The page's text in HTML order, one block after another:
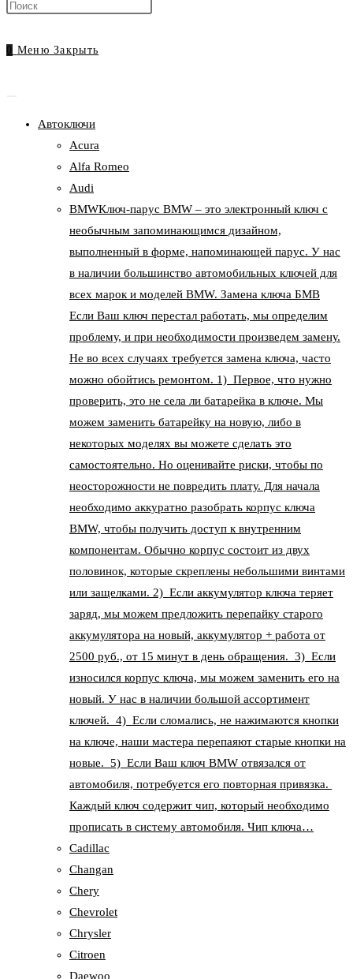
по
сайту
0 Меню Закрыть
Автоключи
Acura
Alfa Romeo
Audi
BMWКлюч-парус BMW – это электронный ключ с
необычным запоминающимся дизайном,
выполненный в форме, напоминающей парус. У нас
в наличии большинство автомобильных ключей для
всех марок и моделей BMW. Замена ключа БМВ
Если Ваш ключ перестал работать, мы определим
проблему, и при необходимости произведем замену.
Не во всех случаях требуется замена ключа, часто
можно обойтись ремонтом. 1) Первое, что нужно
проверить, это не села ли батарейка в ключе. Мы
можем заменить батарейку на новую, либо в
некоторых моделях вы можете сделать это
самостоятельно. Но оценивайте риски, чтобы по
неосторожности не повредить плату. Для начала
необходимо аккуратно разобрать корпус ключа
BMW, чтобы получить доступ к внутренним
компонентам. Обычно корпус состоит из двух
половинок, которые скреплены небольшими винтами
или защелками. 2) Если аккумулятор ключа теряет
заряд, мы можем предложить перепайку старого
аккумулятора на новый, аккумулятор + работа от
2500 руб., от 15 минут в день обращения. 3) Если
износился корпус ключа, мы можем заменить его на
новый. У нас в наличии большой ассортимент
ключей. 4) Если сломались, не нажимаются кнопки
на ключе, наши мастера перепаяют старые кнопки на
новые. 5) Если Ваш ключ BMW отвязался от
автомобиля, потребуется его повторная привязка.
Каждый ключ содержит чип, который необходимо
прописать в систему автомобиля. Чип ключа…
Cadillac
Changan
Chery
Chevrolet
Chrysler
Citroen
Daewoo